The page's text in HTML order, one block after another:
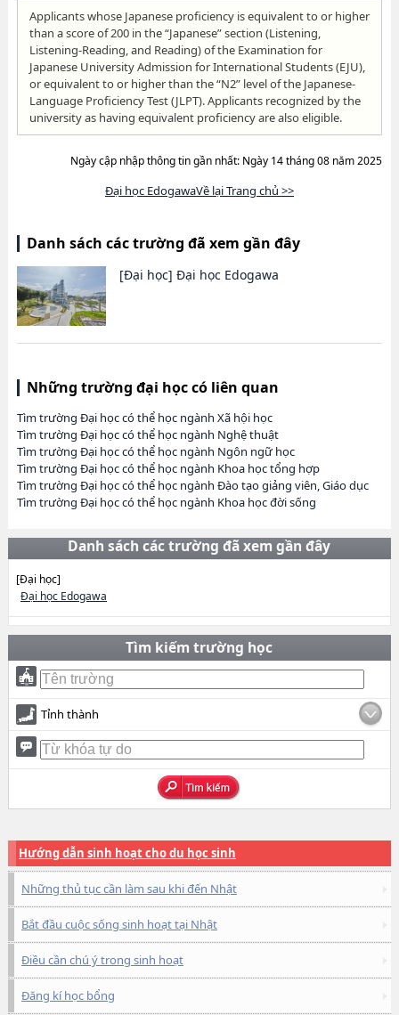
Applicants whose Japanese proficiency is equivalent to or higher
than a score of 200 in the “Japanese” section (Listening,
Listening-Reading, and Reading) of the Examination for
Japanese University Admission for International Students (EJU),
or equivalent to or higher than the “N2” level of the Japanese-
Language Proficiency Test (JLPT). Applicants recognized by the
university as having equivalent proficiency are also eligible.
Ngày cập nhập thông tin gần nhất: Ngày 14 tháng 08 năm 2025
Đại học EdogawaVề lại Trang chủ >>
Danh sách các trường đã xem gần đây
[Đại học] Đại học Edogawa
Những trường đại học có liên quan
Tìm trường Đại học có thể học ngành Xã hội học
Tìm trường Đại học có thể học ngành Nghệ thuật
Tìm trường Đại học có thể học ngành Ngôn ngữ học
Tìm trường Đại học có thể học ngành Khoa học tổng hợp
Tìm trường Đại học có thể học ngành Đào tạo giảng viên, Giáo dục
Tìm trường Đại học có thể học ngành Khoa học đời sống
Danh sách các trường đã xem gần đây
[Đại học]
Đại học Edogawa
Tìm kiếm trường học
Tỉnh thành
Hướng dẫn sinh hoạt cho du học sinh
Những thủ tục cần làm sau khi đến Nhật
Bắt đầu cuộc sống sinh hoạt tại Nhật
Điều cần chú ý trong sinh hoạt
Đăng kí học bổng